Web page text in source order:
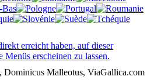
erreicht haben, auf dieser
erscheinen zu lassen.
Malleotus, ViaGallica.com